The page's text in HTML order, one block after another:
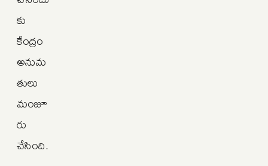
కు
కేంద్రం
అనుమ
తులు
మంజూ
రు
చేసింది.